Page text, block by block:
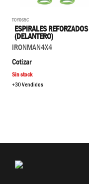
TOY065C
ESPIRALES REFORZADOS
(DELANTERO)
IRONMAN4X4
Cotizar
Sin stock
+30 Vendidos